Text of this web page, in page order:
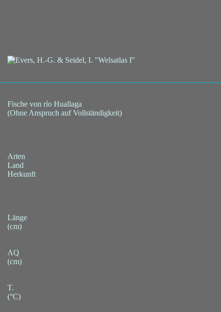
Fische von río Huallaga
(Ohne Anspruch auf Vollständigkeit)
Arten
Land
Herkunft
Länge
(cm)
AQ
(cm)
T.
(°C)